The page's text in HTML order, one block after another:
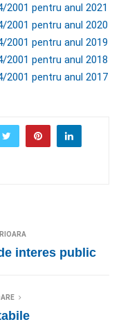
2001 pentru anul 2021
2001 pentru anul 2020
2001 pentru anul 2019
2001 pentru anul 2018
2001 pentru anul 2017
interes public